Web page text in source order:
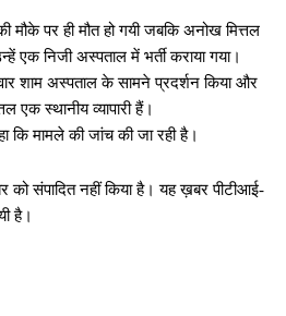
मौके पर ही मौत हो गयी जबकि अनोख मित्तल
एक निजी अस्पताल में भर्ती कराया गया।
शाम अस्पताल के सामने प्रदर्शन किया और
एक स्थानीय व्यापारी हैं।
कि मामले की जांच की जा रही है।
को संपादित नहीं किया है। यह ख़बर पीटीआई-
है।